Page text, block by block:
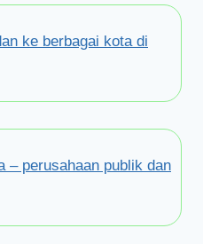
ke berbagai kota di
– perusahaan publik dan